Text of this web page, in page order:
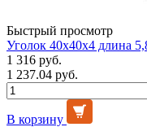
Быстрый просмотр
Уголок 40х40х4 длина
1 316 руб.
1 237.04 руб.
В корзину